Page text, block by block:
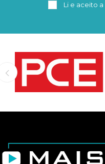
Li e aceito a